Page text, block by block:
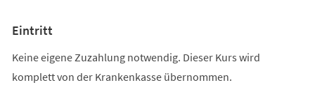
Eintritt
Keine eigene Zuzahlung notwendig. Dieser Kurs wird
komplett von der Krankenkasse übernommen.